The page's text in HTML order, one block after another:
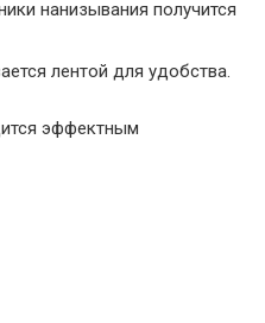
нанизывания получится
лентой для удобства.
эффектным